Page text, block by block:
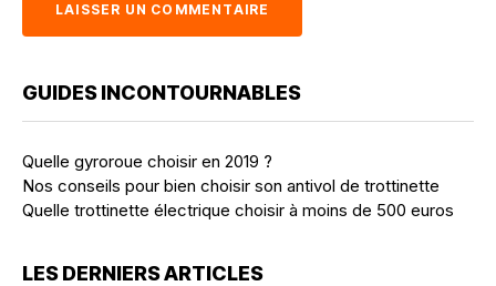
GUIDES INCONTOURNABLES
Quelle gyroroue choisir en 2019 ?
Nos conseils pour bien choisir son antivol de trottinette
Quelle trottinette électrique choisir à moins de 500 euros
LES DERNIERS ARTICLES